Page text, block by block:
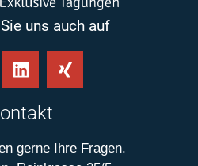
uns auch auf
gerne Ihre Fragen.